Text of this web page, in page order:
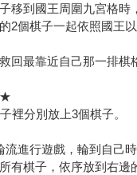
移到國王周圍九宮格時
2個棋子一起依照國王
回最靠近自己那一排棋
★
裡分別放上3個棋子。
流進行遊戲，輪到自己
有棋子，依序放到右邊